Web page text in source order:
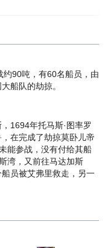
90吨，有60名船员，由
船队的劫掠。
1694年托马斯·图率罗
在完成了劫掠莫卧儿帝
能参战，没有付给其船
湾，又前往马达加斯
员被艾弗里救走，另一